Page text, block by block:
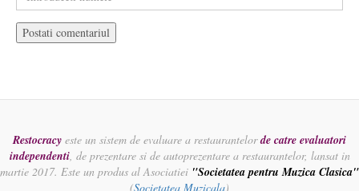
Restocracy este un sistem de evaluare a restaurantelorde catre evaluatori
independenti, de prezentare si de autoprezentare a restaurantelor, lansat in
martie 2017. Este un produs al Asociatiei "Societatea pentru Muzica Clasica"
(Societatea Muzicala)